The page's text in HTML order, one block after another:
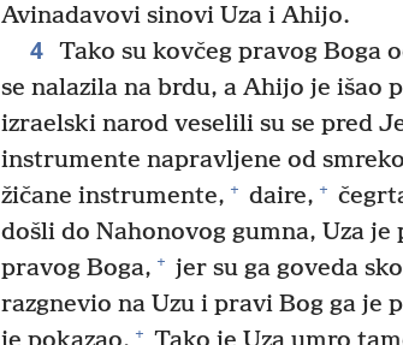
Avinadavovi sinovi Uza i Ahijo.
4 Tako su kovčeg pravog Boga
se nalazila na brdu, a Ahijo je išao
izraelski narod veselili su se pred
instrumente napravljene od
žičane instrumente, + daire, +
došli do Nahonovog gumna, Uza
pravog Boga, + jer su ga goveda
razgnevio na Uzu i pravi Bog ga je
+